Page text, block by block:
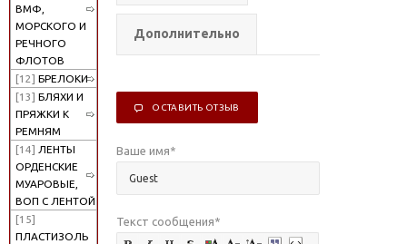
ВМФ,
МОРСКОГО И
РЕЧНОГО
ФЛОТОВ
[12] БРЕЛОКИ
[13] БЛЯХИ И
ПРЯЖКИ К
РЕМНЯМ
[14] ЛЕНТЫ
ОРДЕНСКИЕ
МУАРОВЫЕ,
ВОП С ЛЕНТОЙ
[15]
ПЛАСТИЗОЛЬ
Дополнительно
ОСТАВИТЬ ОТЗЫВ
Ваше имя*
Текст сообщения*